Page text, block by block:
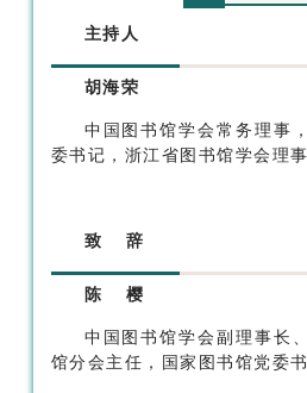
主持人
胡海荣
中国图书馆学会常务理事
委书记，浙江省图书馆学会理
致 辞
陈 樱
中国图书馆学会副理事长
馆分会主任，国家图书馆党委